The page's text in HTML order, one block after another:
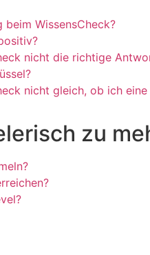
WissensCheck?
nicht die richtige
nicht gleich, ob ich
zu